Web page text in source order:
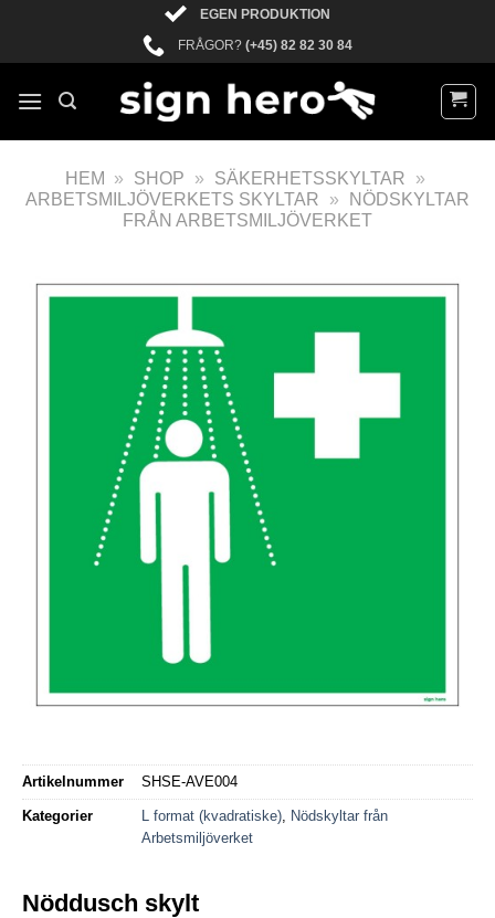
EGEN PRODUKTION
FRÅGOR? (+45) 82 82 30 84
HEM » SHOP » SÄKERHETSSKYLTAR
»
ARBETSMILJÖVERKETS SKYLTAR
»
NÖDSKYLTAR
FRÅN ARBETSMILJÖVERKET
Artikelnummer SHSE-AVE004
Kategorier L format (kvadratiske)
Nödskyltar från
Arbetsmiljöverket
Nöddusch skylt